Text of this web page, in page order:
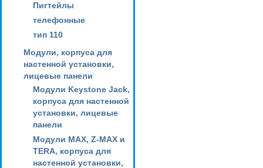
Пигтейлы
телефонные
тип 110
Модули, корпуса для
настенной установки,
лицевые панели
Модули Keystone Jack,
корпуса для настенной
установки, лицевые
панели
Модули MAX, Z-MAX и
TERA, корпуса для
настенной установки,